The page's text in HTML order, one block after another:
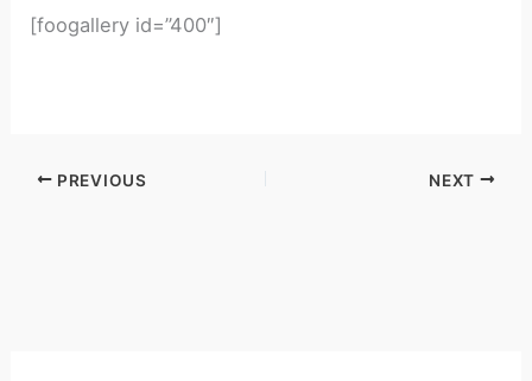
[foogallery id=”400″]
PREVIOUS NEXT